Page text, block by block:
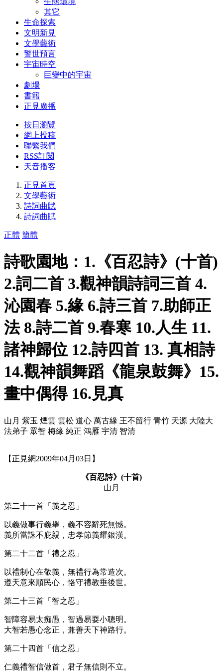
其它
生命探索
文明新見
文學藝術
警世預言
宇宙時空
巨變中的宇宙
劇場
書籍
正見廣播
按日瀏覽
網上投稿
聯繫我們
RSS訂閱
天音播客
正見首頁
文學藝術
詩詞曲賦
詩詞曲賦
正體 簡體
詩歌園地：1.《百忍詩》(十首)
2.詞二首 3.觀神韻詩詞三首 4.
沁園春 5.緣 6.詩三首 7.助師正
法 8.詩二首 9.春寒 10.人生 11.
諸神歸位 12.詩四首 13. 真相詩
14.觀神韻舞蹈《龍泉鼓舞》15.
畫中偶得 16.見真
山月 紫玉 煙雲 雲松 道心 萬古緣 王不留行 青竹 天源 大陸大
法弟子 眾智 梅緣 純正 鴻雁 宇清 智清
【正見網2009年04月03日】
《百忍詩》(十首)
山月
第二十一首「義之忍」
以義做事行義舉，義不容辭死無憾。
義所當誅不庇親，忠孝節義耀銀漢。
第二十二首「禮之忍」
以禮制心在敬義，無禮行為常造次。
遵天意來順民心，恪守禮教垂後世。
第二十三首「智之忍」
智障容易太痴愚，智過易耍小聰明。
大智若愚心念正，兼善天下神路行。
第二十四首「信之忍」
仁義禮智信做首，君子無信則不立。